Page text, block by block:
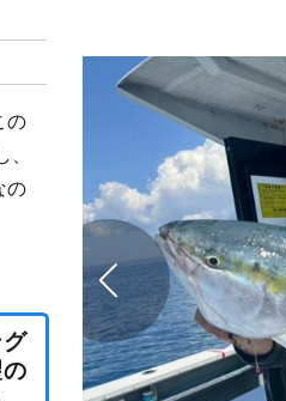
の
の